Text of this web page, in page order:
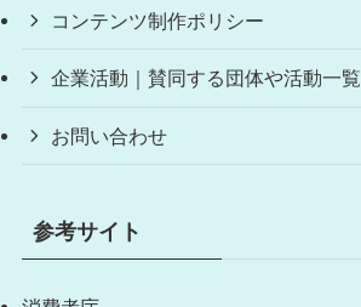
コンテンツ制作ポリシー
企業活動｜賛同する団体や活動一覧
お問い合わせ
参考サイト